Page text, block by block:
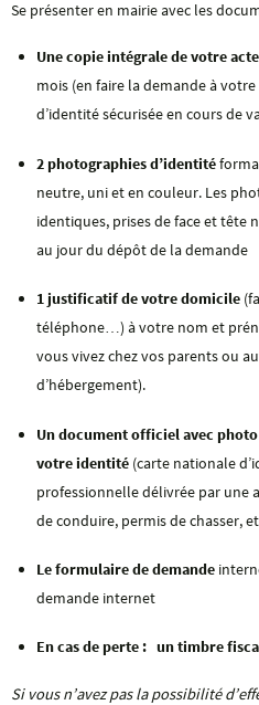
Se présenter en mairie avec les
Une copie intégrale de votre
mois (en faire la demande à
d’identité sécurisée en cours de
2 photographies d’identité
neutre, uni et en couleur. Les
identiques, prises de face et tête
au jour du dépôt de la demande
1 justificatif de votre domicile
téléphone…) à votre nom et
vous vivez chez vos parents ou
d’hébergement).
Un document officiel avec
votre identité (carte nationale
professionnelle délivrée par
de conduire, permis de chasser,
Le formulaire de demande
demande internet
En cas de perte : un timbre
Si vous n’avez pas la possibilité